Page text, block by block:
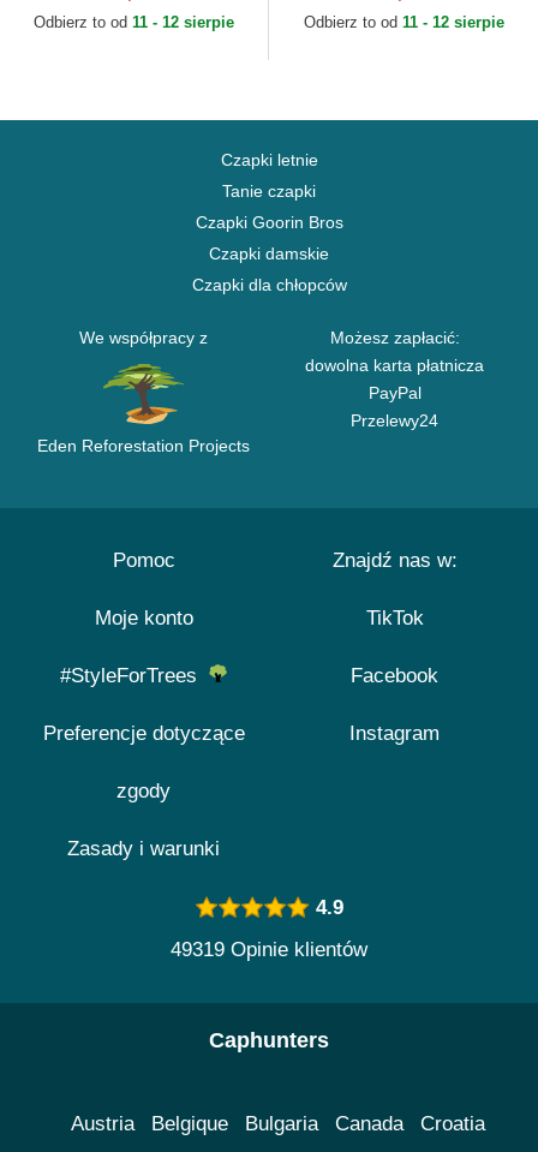
New Era
Odbierz to od 11 - 12 sierpie Odbierz to od 11 - 12 sierpie
Czapki letnie
Tanie czapki
Czapki Goorin Bros
Czapki damskie
Czapki dla chłopców
We współpracy z
Eden Reforestation Projects
Możesz zapłacić:
dowolna karta płatnicza
PayPal
Przelewy24
Pomoc
Moje konto
#StyleForTrees
Preferencje dotyczące
zgody
Zasady i warunki
Znajdź nas w:
TikTok
Facebook
Instagram
4.9
49319 Opinie klientów
Caphunters
Austria Belgique Bulgaria Canada Croatia